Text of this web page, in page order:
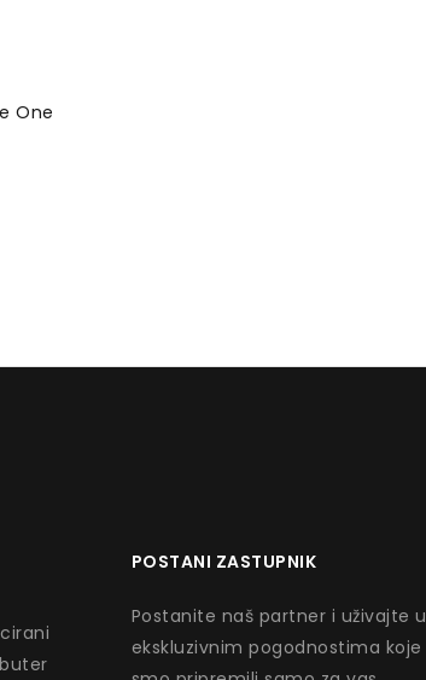
One
POSTANI ZASTUPNIK
Postanite naš partner i uživajte u
ekskluzivnim pogodnostima koje